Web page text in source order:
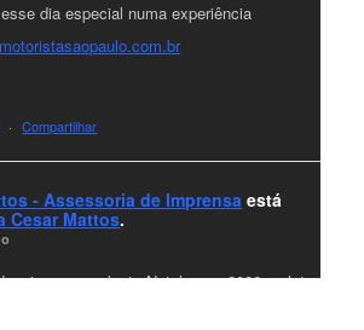
dia especial numa experiência
· Compartilhar
- Assessoria de Imprensa está
Cesar Mattos.
um excelente Natal e um 2026 repleto